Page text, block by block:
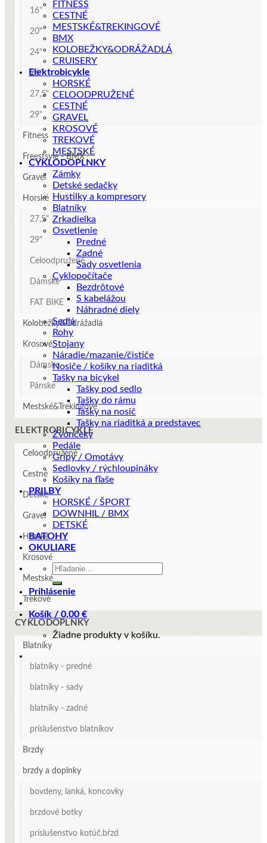
FITNESS
CESTNÉ
MESTSKÉ&TREKINGOVÉ
BMX
KOLOBEŽKY&ODRÁŽADLÁ
CRUISERY
Elektrobicykle
HORSKÉ
CELOODPRUŽENÉ
CESTNÉ
GRAVEL
KROSOVÉ
TREKOVÉ
MESTSKÉ
CYKLODOPLNKY
Zámky
Detské sedačky
Hustilky a kompresory
Blatníky
Zrkadielka
Osvetlenie
Predné
Zadné
Sady osvetlenia
Cyklopočítače
Bezdrôtové
S kabelážou
Náhradné diely
Sedlá
Rohy
Stojany
Náradie/mazanie/čističe
Nosiče / košíky na riaditká
Tašky na bicykel
Tašky pod sedlo
Tašky do rámu
Tašky na nosič
Tašky na riaditká a predstavec
Zvončeky
Pedále
Gripy / Omotávy
Sedlovky / rýchloupináky
Košíky na fľaše
PRILBY
HORSKÉ / ŠPORT
DOWNHIL / BMX
DETSKÉ
BATOHY
OKULIARE
Hľadať:
Prihlásenie
Košík / 0,00 €
Žiadne produkty v košíku.
16"
20"
24"
26"
27,5"
29"
Fitness
Freestsyle - BMX
Gravel
Horské
27,5"
29"
Celoodpružené
Dámske
FAT BIKE
Kolobežky&Odrážadlá
Krosové
Dámske
Pánske
Mestské&Trekingové
ELEKTROBICYKLE
Celoodpružené
Cestné
Detské
Gravel
Horské
Krosové
Mestské
Trekové
CYKLODOPLNKY
Blatníky
blatníky - predné
blatníky - sady
blatníky - zadné
príslušenstvo blatníkov
Brzdy
brzdy a doplnky
bovdeny, lanká, koncovky
brzdové botky
príslušenstvo kotúč.bŕzd